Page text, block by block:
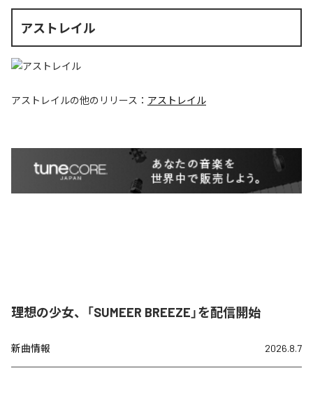
アストレイル
アストレイルの他のリリース： アストレイル
理想の少女、「SUMEER BREEZE」を配信開始
新曲情報 2026.8.7